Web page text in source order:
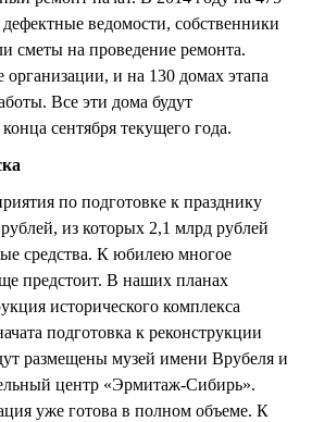
ведомости, собственники
сметы на проведение ремонта.
и на 130 домах этапа
Все эти дома будут
сентября текущего года.
по подготовке к празднику
из которых 2,1 млрд рублей
средства. К юбилею многое
предстоит. В наших планах
исторического комплекса
подготовка к реконструкции
размещены музей имени Врубеля и
центр «Эрмитаж-Сибирь».
уже готова в полном объеме. К